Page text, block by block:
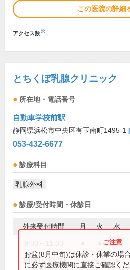
この医院の詳細
アクセス数※
とちくぼ乳腺クリニック
所在地・電話番号
自動車学校前駅
静岡県浜松市中央区有玉南町1495-1
053-432-6677
診療科目
乳腺外科
診療/受付時間・休診日
外来受付時間 月 火 水
10:00～11:30 ●
お盆(8月中旬)は休診・休業の場
に必ず医療機関に直接ご確認くだ